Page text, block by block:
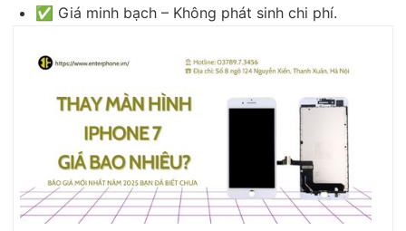
✅ Giá minh bạch – Không phát sinh chi phí.